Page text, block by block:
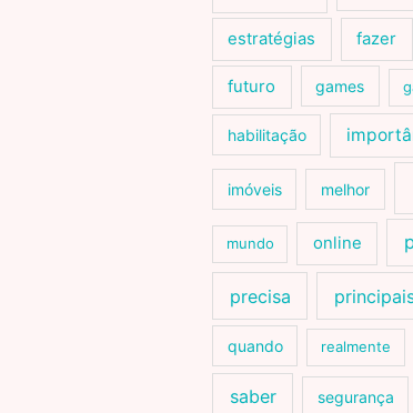
estratégias fazer
futuro games
habilitação
imóveis melhor
mundo online
precisa
quando realmente
saber segurança